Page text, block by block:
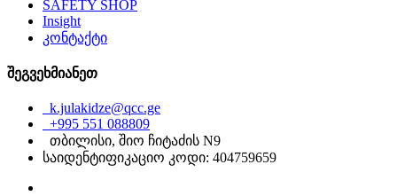
SAFETY SHOP
Insight
კონტაქტი
შეგვეხმიანეთ
k.julakidze@qcc.ge
+995 551 088809
თბილისი, შიო ჩიტაძის N9
საიდენტიფიკაციო კოდი: 404759659